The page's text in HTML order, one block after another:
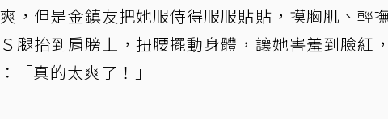
，但是金鎮友把她服侍得服服貼貼，摸胸肌、輕
腿抬到肩膀上，扭腰擺動身體，讓她害羞到臉紅
「真的太爽了！」